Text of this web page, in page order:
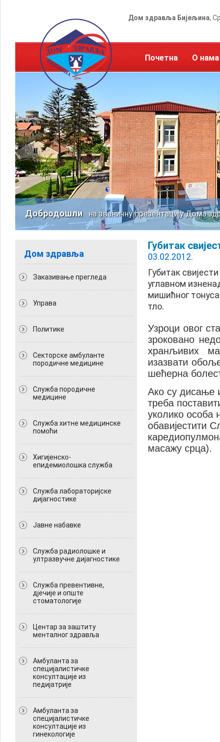
Дом здравља Бијељина,
Почетна О нама
Добродошлина званичну презентацију Дома
Дом здравља
Заказивање прегледа
Управа
Политикe
Секторске амбуланте
породичне медицине
Служба породичне
медицине
Служба хитне медицинске
помоћи
Хигијенско-
епидемиолошка служба
Служба лабораторијске
дијагностике
Јавне набавке
Служба радиолошке и
ултразвучне дијагностике
Служба превентивне,
дјечије и опште
стоматологије
Центар за заштиту
менталног здравља
Амбуланта за
специјалистичке
консултације из
педијатрије
Амбуланта за
специјалистичке
консултације из
гинекологије
Губитак
03.02.2012.
Губитак
углавном
мишићног тонуса
тло.
Узроци овог
зроковано
хранљивих
изазвати
шећерна
Ако су дисање
треба
уколико
обавијестити
масажу срца).